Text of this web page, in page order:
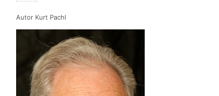
Autor Kurt Pachl